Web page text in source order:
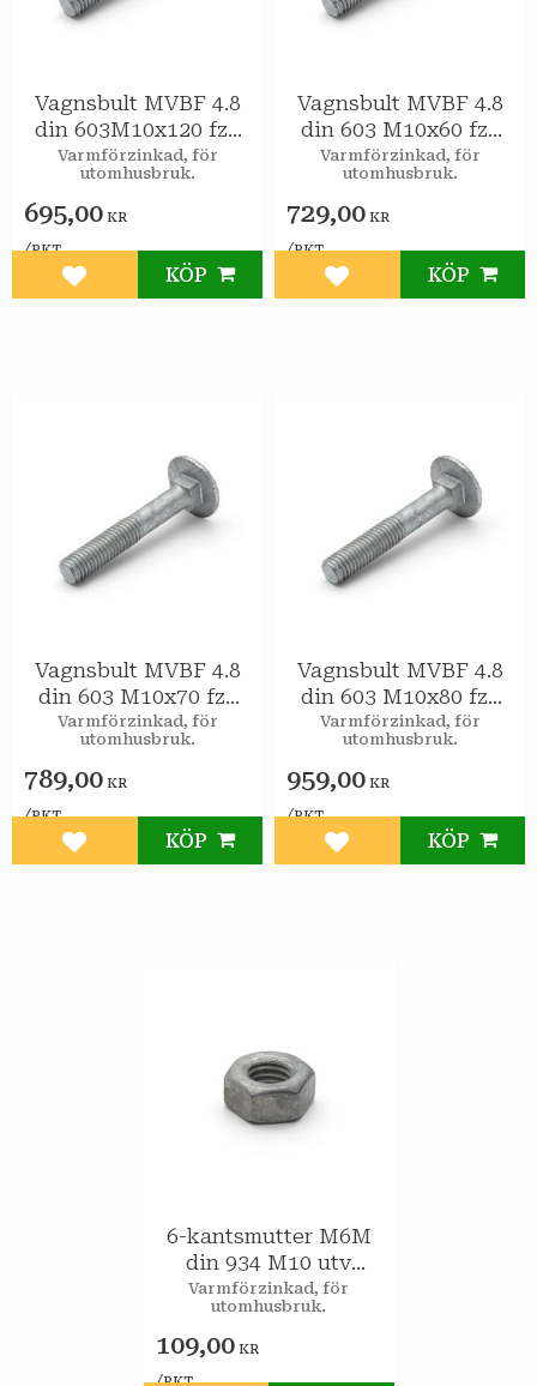
Vagnsbult MVBF 4.8
din 603M10x120 fzv
25st/pkt
Varmförzinkad, för
utomhusbruk.
695,00 KR
/PKT
Lägg till i favoriter
KÖP
Vagnsbult MVBF 4.8
din 603 M10x60 fzv
50st/pkt
Varmförzinkad, för
utomhusbruk.
729,00 KR
/PKT
Lägg till i favoriter
KÖP
Vagnsbult MVBF 4.8
din 603 M10x70 fzv
50st/pkt
Varmförzinkad, för
utomhusbruk.
789,00 KR
/PKT
Lägg till i favoriter
KÖP
Vagnsbult MVBF 4.8
din 603 M10x80 fzv
50st/pkt
Varmförzinkad, för
utomhusbruk.
959,00 KR
/PKT
Lägg till i favoriter
KÖP
6-kantsmutter M6M
din 934 M10 utv
100st/pkt
Varmförzinkad, för
utomhusbruk.
109,00KR
/PKT